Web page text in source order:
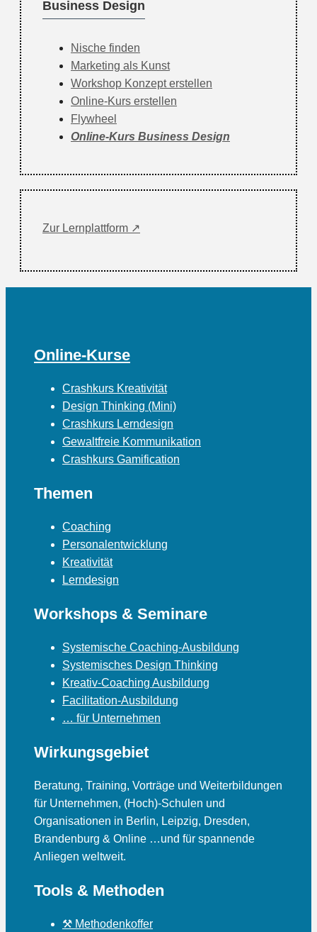
Business Design
Nische finden
Marketing als Kunst
Workshop Konzept erstellen
Online-Kurs erstellen
Flywheel
Online-Kurs Business Design
Zur Lernplattform ↗
Online-Kurse
Crashkurs Kreativität
Design Thinking (Mini)
Crashkurs Lerndesign
Gewaltfreie Kommunikation
Crashkurs Gamification
Themen
Coaching
Personalentwicklung
Kreativität
Lerndesign
Workshops & Seminare
Systemische Coaching-Ausbildung
Systemisches Design Thinking
Kreativ-Coaching Ausbildung
Facilitation-Ausbildung
… für Unternehmen
Wirkungsgebiet
Beratung, Training, Vorträge und Weiterbildungen
für Unternehmen, (Hoch)-Schulen und
Organisationen in Berlin, Leipzig, Dresden,
Brandenburg & Online …und für spannende
Anliegen weltweit.
Tools & Methoden
⚒ Methodenkoffer